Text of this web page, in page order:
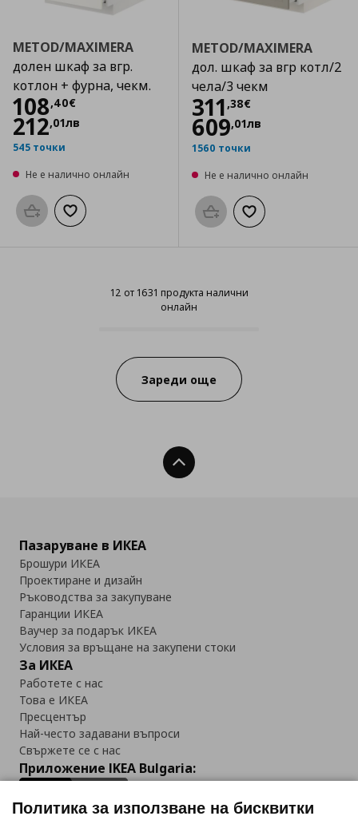
METOD/MAXIMERA
долен шкаф за вгр.
котлон + фурна, чекм.
108,40€
Цена
212,01лв
545 точки
Не е налично онлайн
Προσθήκη στο καλάθι
Добави към списъка с любими
METOD/MAXIMERA
дол. шкаф за вгр котл/2
чела/3 чекм
311 ,38€
Цена
609,01лв
1560 точки
Не е налично онлайн
Προσθήκη στο καλάθι
Добави към
12 от 1631 продукта налични
онлайн
12 от 1631 продукта налични
Зареди още
Нагоре
Пазаруване в ИКЕА
Брошури ИКЕА
Проектиране и дизайн
Ръководства за закупуване
Гаранции ИКЕА
Ваучер за подарък ИКЕА
Условия за връщане на закупени стоки
За ИКЕА
Работете с нас
Това е ИКЕА
Пресцентър
Най-често задавани въпроси
Свържете се с нас
Приложение IKEA Bulgaria:
Политика за използване на бисквитки